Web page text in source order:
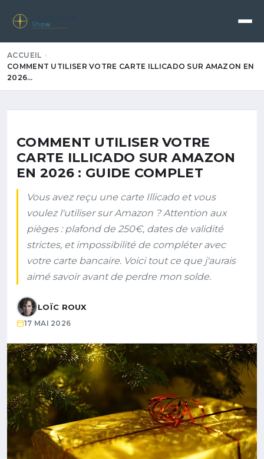
Show
ACCUEIL
COMMENT UTILISER VOTRE CARTE ILLICADO SUR AMAZON EN
2026…
COMMENT UTILISER VOTRE
CARTE ILLICADO SUR AMAZON
EN 2026 : GUIDE COMPLET
Vous avez reçu une carte Illicado et vous
voulez l'utiliser sur Amazon ? Attention aux
pièges : plafond de 250€, dates de validité
strictes, et impossibilité de compléter avec
votre carte bancaire. Voici tout ce que j'aurais
aimé savoir avant de perdre mon solde.
LOÏC ROUX
17 MAI 2026